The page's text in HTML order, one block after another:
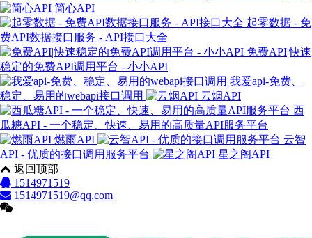
简心API
起零数据 - 免
费API数据接口服务 - API接口大全
免费API|快速
稳定的免费API调用平台 - 小小API
我爱api-免费、
稳定、易用的webapi接口调用
云烟API
西
瓜糖API - 一个稳定、快速、易用的高质量API服务平台
燃雨API
云智
API - 优质的接口调用服务平台
星之阁API
返回顶部
1514971519
1514971519@qq.com